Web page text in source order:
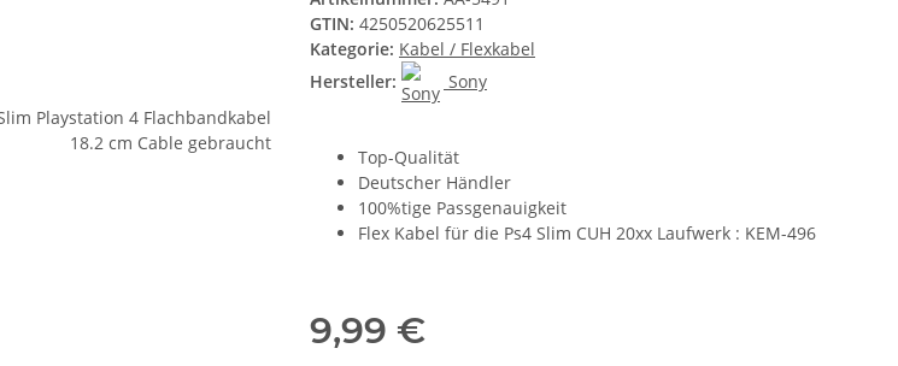
GTIN: 4250520625511
Kategorie: Kabel / Flexkabel
Hersteller:
Sony
Top-Qualität
Deutscher Händler
100%tige Passgenauigkeit
Flex Kabel für die Ps4 Slim CUH 20xx Laufwerk : KEM-496
9,99 €